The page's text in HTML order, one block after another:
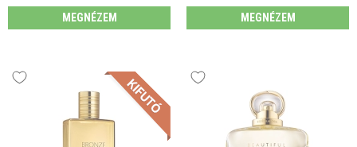
MEGNÉZEM MEGNÉZEM